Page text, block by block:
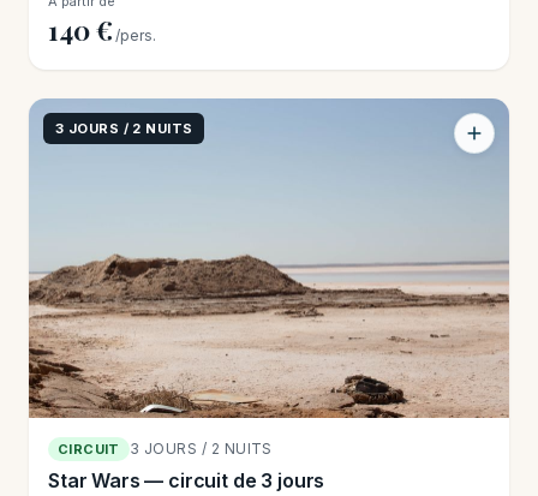
140 € /pers.
3 JOURS / 2 NUITS
CIRCUIT 3 JOURS / 2 NUITS
Star Wars — circuit de 3 jours